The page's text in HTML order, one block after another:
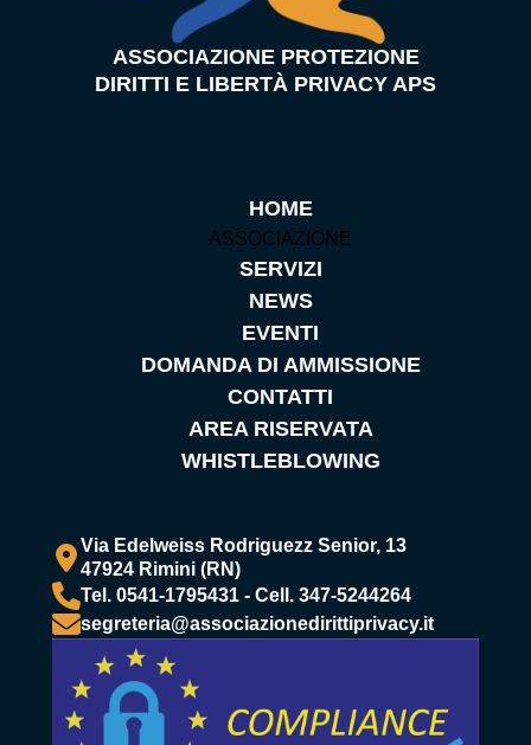
ASSOCIAZIONE PROTEZIONE
DIRITTI E LIBERTÀ PRIVACY APS
HOME
ASSOCIAZIONE
SERVIZI
NEWS
EVENTI
DOMANDA DI AMMISSIONE
CONTATTI
AREA RISERVATA
WHISTLEBLOWING
Via Edelweiss Rodriguezz Senior, 13
47924 Rimini (RN)
Tel. 0541-1795431 - Cell. 347-5244264
segreteria@associazionedirittiprivacy.it